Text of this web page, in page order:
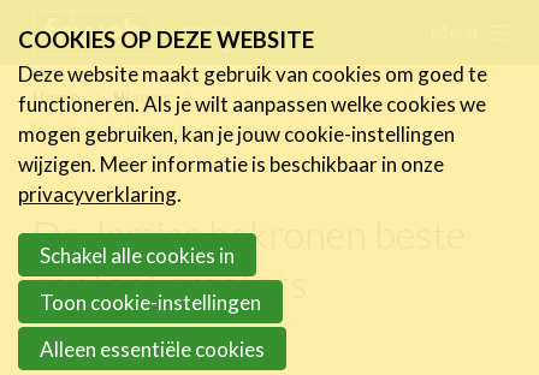
links
Jump
to
navigation
to
main
content
FR NL
Home
Nieuws
De Jamies bekronen beste content creators
De Jamies bekronen beste
content creators
3 februari 2023
Nieuws
Nieuwsberichten
FeWeb Videos
Jobs in de sector
Activiteiten
Cases
COOKIES OP DEZE WEBSITE
Deze website maakt gebruik van cookies om goed te
functioneren. Als je wilt aanpassen welke cookies we
mogen gebruiken, kan je jouw cookie-instellingen
wijzigen. Meer informatie is beschikbaar in onze
privacyverklaring.
Schakel alle cookies in
Toon cookie-instellingen
Alleen essentiële cookies